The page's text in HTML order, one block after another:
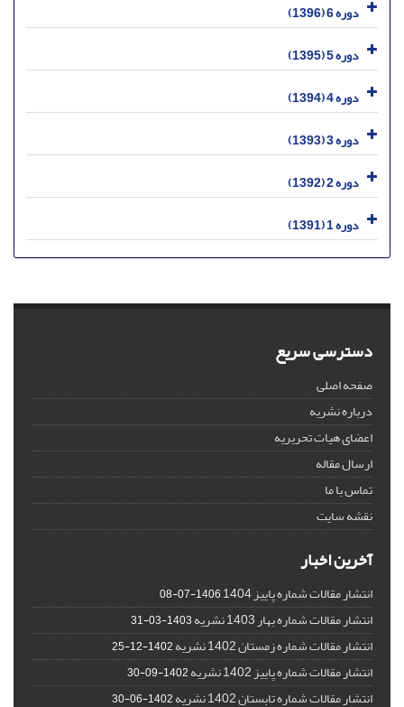
دوره 6 (1396)
دوره 5 (1395)
دوره 4 (1394)
دوره 3 (1393)
دوره 2 (1392)
دوره 1 (1391)
دسترسی سریع
صفحه اصلی
درباره نشریه
اعضای هیات تحریریه
ارسال مقاله
تماس با ما
نقشه سایت
آخرین اخبار
انتشار مقالات شماره پاییز 1404 1406-07-08
انتشار مقالات شماره بهار 1403 نشریه 1403-03-31
انتشار مقالات شماره زمستان 1402 نشریه 1402-12-25
انتشار مقالات شماره پاییز 1402 نشریه 1402-09-30
انتشار مقالات شماره تابستان 1402 نشریه 1402-06-30